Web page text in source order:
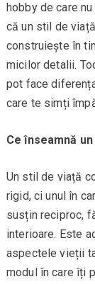
hobby de care
că un stil de
construiește în
micilor detalii.
pot face
care te simți
Ce înseamnă
Un stil de viață
rigid, ci unul în
susțin reciproc,
interioare. Este
aspectele vieții
modul în care îți